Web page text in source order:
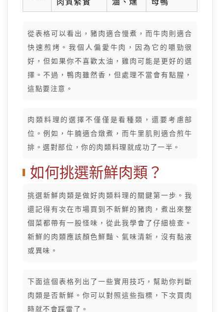
肉質緊實
滷、燻
母鴨
從表格可以看出，豬肉適合慢煮，而牛肉則適合
快速煎烤。我個人偏愛牛肉，因為它的嚼勁很
好，但如果你不喜歡太油，雞肉可能是更好的選
擇。不過，鴨肉雖然香，但處理不當會有點腥，
這點要注意。
肉類料理的選擇不僅僅是看種類，還要考慮部
位。例如，牛腩適合燉煮，而牛里肌則適合煎牛
排。選對部位，你的肉類料理就成功了一半。
如何挑選新鮮肉類？
挑選新鮮肉類是做好肉類料理的關鍵第一步。我
還記得有次在市場買到不新鮮的豬肉，煮出來整
個菜都帶有一股怪味，從此我學會了仔細檢查。
新鮮的肉類應該顏色鮮豔、氣味清新，沒有黏液
或異味。
下面這個表格列出了一些實用技巧，幫助你判斷
肉類是否新鮮。你可以對照這些指標，下次買肉
時就不會踩雷了。